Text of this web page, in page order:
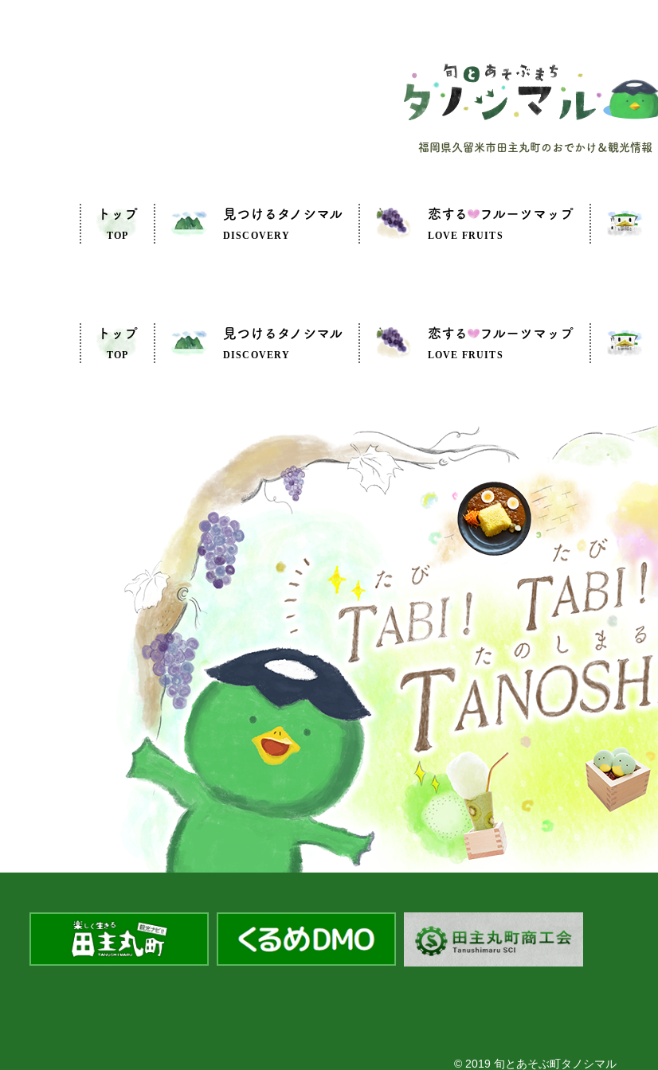
福岡県久留米市田主丸町のおでかけ＆観光情報
トップ
TOP
見つけるタノシマル
DISCOVERY
恋する フルーツマップ
LOVE FRUITS
トップ
TOP
見つけるタノシマル
DISCOVERY
恋する フルーツマップ
LOVE FRUITS
© 2019 旬とあそぶ町タノシマル